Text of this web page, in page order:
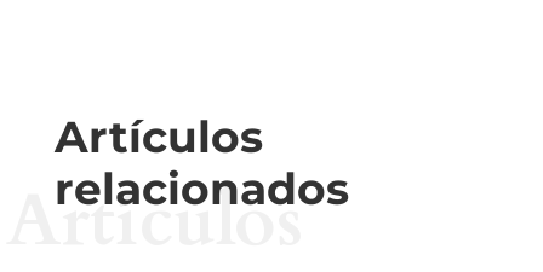
Artículos
relacionados
Artículos